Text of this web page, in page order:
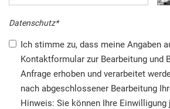
Datenschutz*
Ich stimme zu, dass meine Angaben
Kontaktformular zur Bearbeitung und
Anfrage erhoben und verarbeitet
nach abgeschlossener Bearbeitung
Hinweis: Sie können Ihre Einwilligung